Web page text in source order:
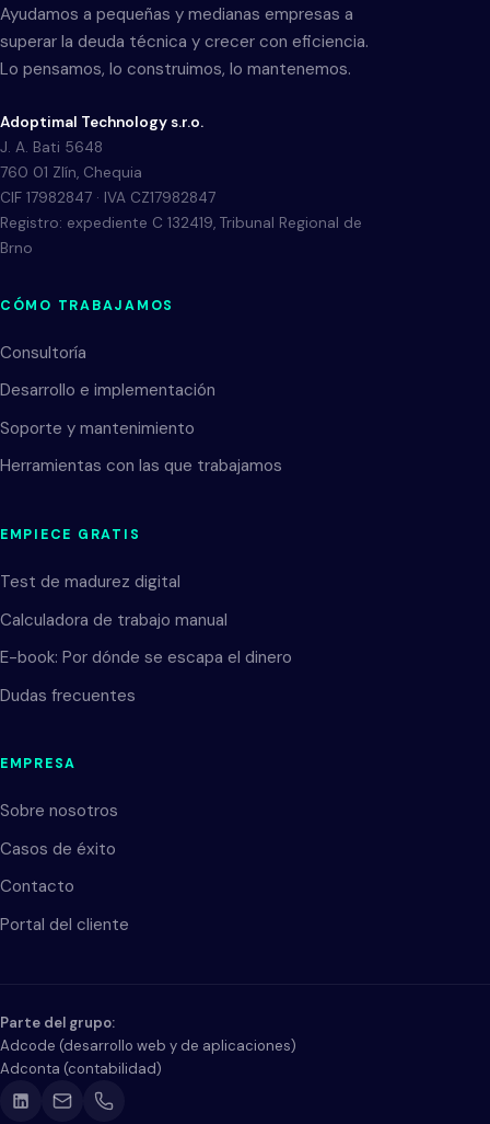
CZ EN ES
Ayudamos a pequeñas y medianas empresas a
superar la deuda técnica y crecer con eficiencia.
Lo pensamos, lo construimos, lo mantenemos.
Adoptimal Technology s.r.o.
J. A. Bati 5648
760 01 Zlín, Chequia
CIF 17982847 · IVA CZ17982847
Registro: expediente C 132419, Tribunal Regional de
Brno
CÓMO TRABAJAMOS
Consultoría
Desarrollo e implementación
Soporte y mantenimiento
Herramientas con las que trabajamos
EMPIECE GRATIS
Test de madurez digital
Calculadora de trabajo manual
E-book: Por dónde se escapa el dinero
Dudas frecuentes
EMPRESA
Sobre nosotros
Casos de éxito
Contacto
Portal del cliente
Parte del grupo:
Adcode (desarrollo web y de aplicaciones)
Adconta (contabilidad)